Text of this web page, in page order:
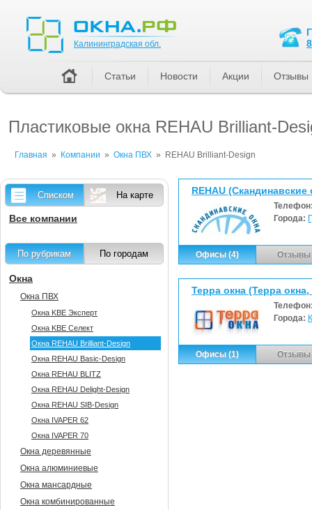
Пластиковые окна REHAU Brilliant-
Главная » Компании » Окна ПВХ » REHAU Brilliant-Design
REHAU
Города:
Офисы (4) Отзывы
Терра окна (Терра
Города:
Офисы (1) Отзывы
Списком На карте
Все компании
По рубрикам По городам
Окна
Окна ПВХ
Окна KBE Эксперт
Окна KBE Селект
Окна REHAU Brilliant-Design
Окна REHAU Basic-Design
Окна REHAU BLITZ
Окна REHAU Delight-Design
Окна REHAU SIB-Design
Окна IVAPER 62
Окна IVAPER 70
Окна деревянные
Окна алюминиевые
Окна мансардные
Окна комбинированные
Калининградская обл.
Статьи Новости Акции Отзывы